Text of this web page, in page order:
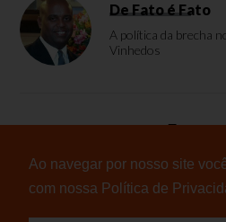
Ao navegar por nosso site
com nossa Política de
De Fato é Fato
A política da brecha
Vinhedos